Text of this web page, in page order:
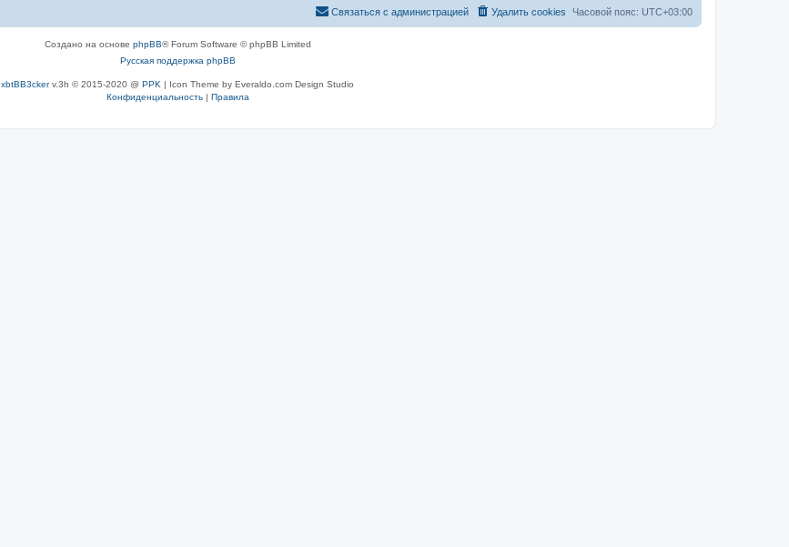
Часовой пояс: UTC+03:00
Удалить cookies
Связаться с администрацией
Создано на основе phpBB® Forum Software © phpBB Limited
Русская поддержка phpBB
xbtBB3ckerv.3h © 2015-2020 @ PPK | Icon Theme by Everaldo.com Design Studio
Конфиденциальность| Правила